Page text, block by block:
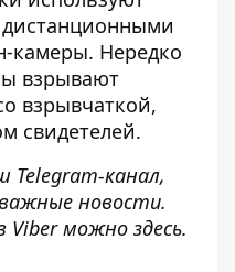
дистанционными
камеры. Нередко
взрывают
взрывчаткой,
свидетелей.
Telegram-канал,
новости.
Viber можно здесь.